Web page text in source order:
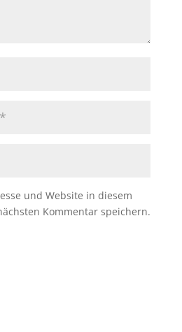
und Website in diesem
Kommentar speichern.